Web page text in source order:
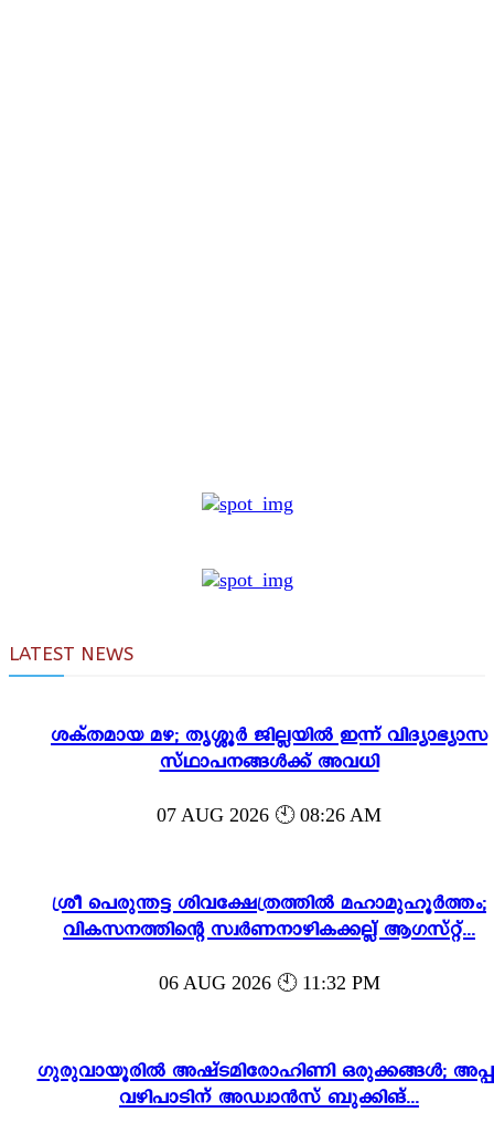
LATEST NEWS
ശക്തമായ മഴ; തൃശ്ശൂർ ജില്ലയിൽ ഇന്ന് വിദ്യാഭ്യാസ
സ്ഥാപനങ്ങൾക്ക് അവധി
07 AUG 2026 🕙 08:26 AM
ശ്രീ പെരുന്തട്ട ശിവക്ഷേത്രത്തിൽ മഹാമുഹൂർത്തം;
വികസനത്തിന്റെ സ്വർണനാഴികക്കല്ല് ആഗസ്റ്റ്...
06 AUG 2026 🕙 11:32 PM
ഗുരുവായൂരിൽ അഷ്ടമിരോഹിണി ഒരുക്കങ്ങൾ;
വഴിപാടിന് അഡ്വാൻസ് ബുക്കിങ്...